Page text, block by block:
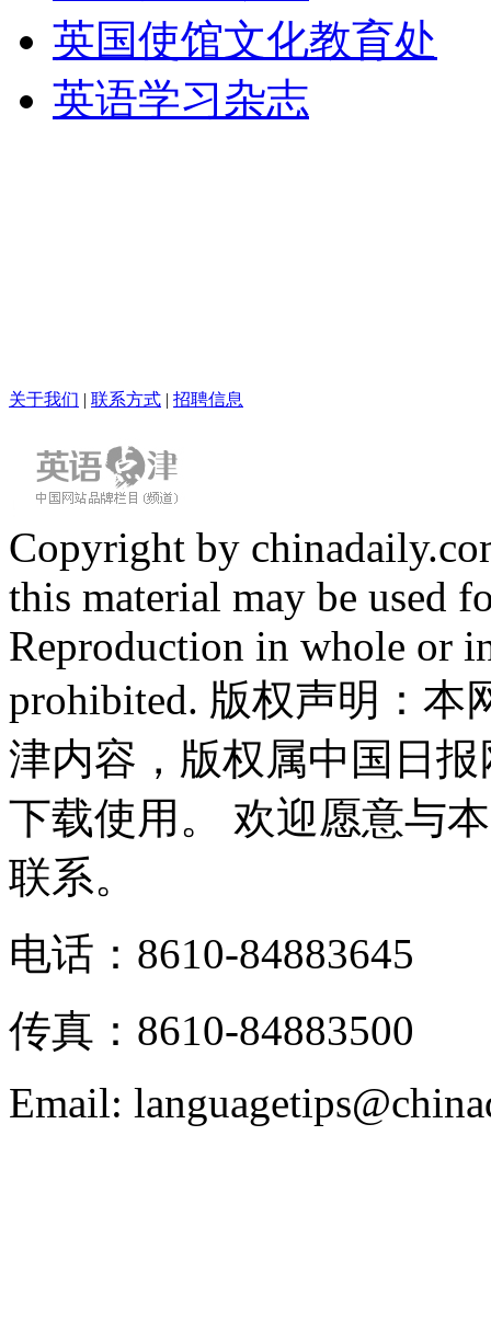
英国使馆文化教育处
英语学习杂志
关于我们 | 联系方式 | 招聘信息
Copyright by
this material may be used
Reproduction in whole or
prohibited. 版权声明：
津内容，版权属中国日
下载使用。 欢迎愿意与
联系。
电话：8610-84883645
传真：8610-84883500
Email: